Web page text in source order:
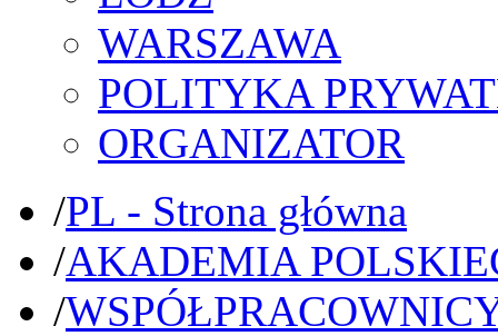
WARSZAWA
POLITYKA
ORGANIZATOR
/PL - Strona główna
/AKADEMIA
/